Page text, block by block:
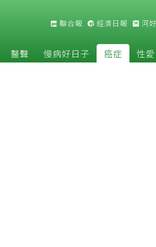
聯合報 經濟日報 河
醫聲 慢病好日子 癌症 性愛